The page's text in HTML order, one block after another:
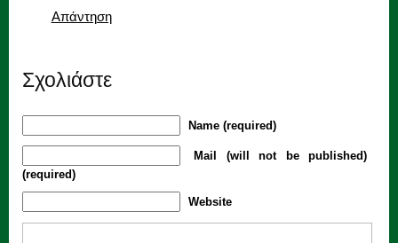
Απάντηση
Σχολιάστε
Name (required)
Mail (will not be published)
(required)
Website